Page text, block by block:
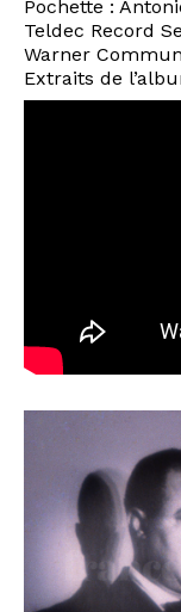
Pochette :
Teldec Record
Warner
Extraits de